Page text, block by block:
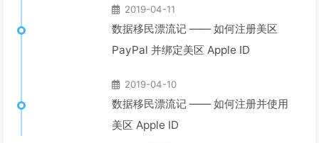
2019-04-11
数据移民漂流记 —— 如何注册美区
PayPal 并绑定美区 Apple ID
2019-04-10
数据移民漂流记 —— 如何注册并使用
美区 Apple ID